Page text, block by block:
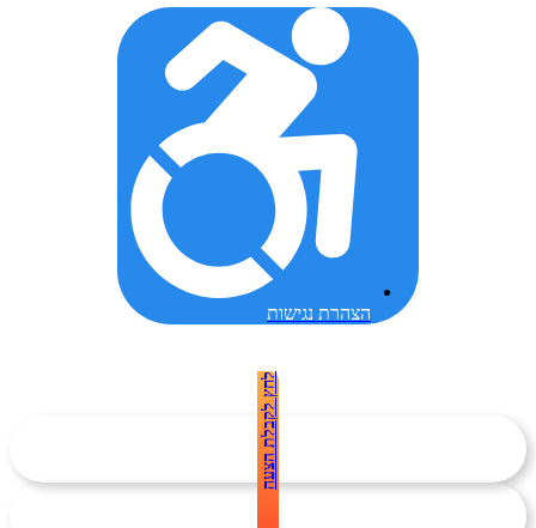
הצהרת נגישות
לחץ לקבלת הצעה